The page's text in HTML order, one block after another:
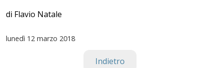
di Flavio Natale
lunedì 12 marzo 2018
Indietro